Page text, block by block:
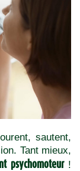
sautent,
Tant mieux,
psychomoteur!